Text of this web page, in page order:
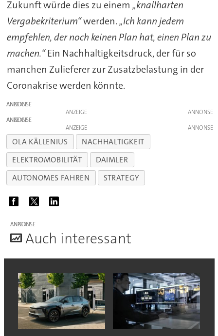
Zukunft würde dies zu einem „knallharten
Vergabekriterium“werden.„Ich kann jedem
empfehlen, der noch keinen Plan hat, einen Plan zu
machen.“Ein Nachhaltigkeitsdruck, der für so
manchen Zulieferer zur Zusatzbelastung in der
Coronakrise werden könnte.
ANZEIGE
ANZEIGE
ANZEIGE
ANZEIGE
OLA KÄLLENIUS
NACHHALTIGKEIT
ELEKTROMOBILITÄT
DAIMLER
AUTONOMES FAHREN
STRATEGY
ANZEIGE
Auch interessant